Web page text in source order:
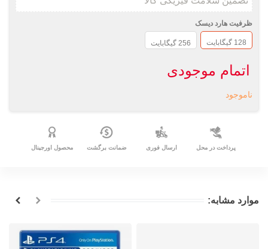
ظرفیت هارد دیسک
128 گیگابایت 256 گیگابایت
اتمام موجودی
ناموجود
پرداخت در محل ارسال فوری ضمانت برگشت محصول اورجینال
موارد مشابه: